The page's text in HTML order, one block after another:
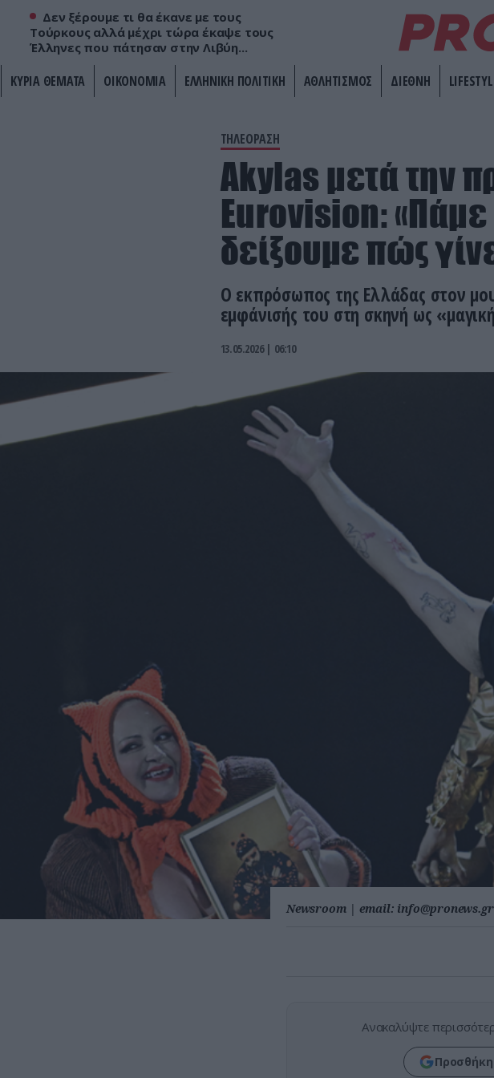
Δεν ξέρουμε τι θα έκανε με τους
Τούρκους αλλά μέχρι τώρα έκαψε τους
Έλληνες που πάτησαν στην Λιβύη...
ΚΥΡΙΑ ΘΕΜΑΤΑ ΟΙΚΟΝΟΜΙΑ ΕΛΛΗΝΙΚΗ ΠΟΛΙΤΙΚΗ ΑΘΛΗΤΙΣΜΟΣ ΔΙΕΘΝΗ
ΤΗΛΕΟΡΑΣΗ
Akylas μετά την
Eurovision: «Πάμε
δείξουμε πώς
Ο εκπρόσωπος της Ελλάδας στον
εμφάνισής του στη σκηνή ως
13.05.2026 | 06:10
Newsroom | email: info@pronews.gr
Ανακαλύψτε